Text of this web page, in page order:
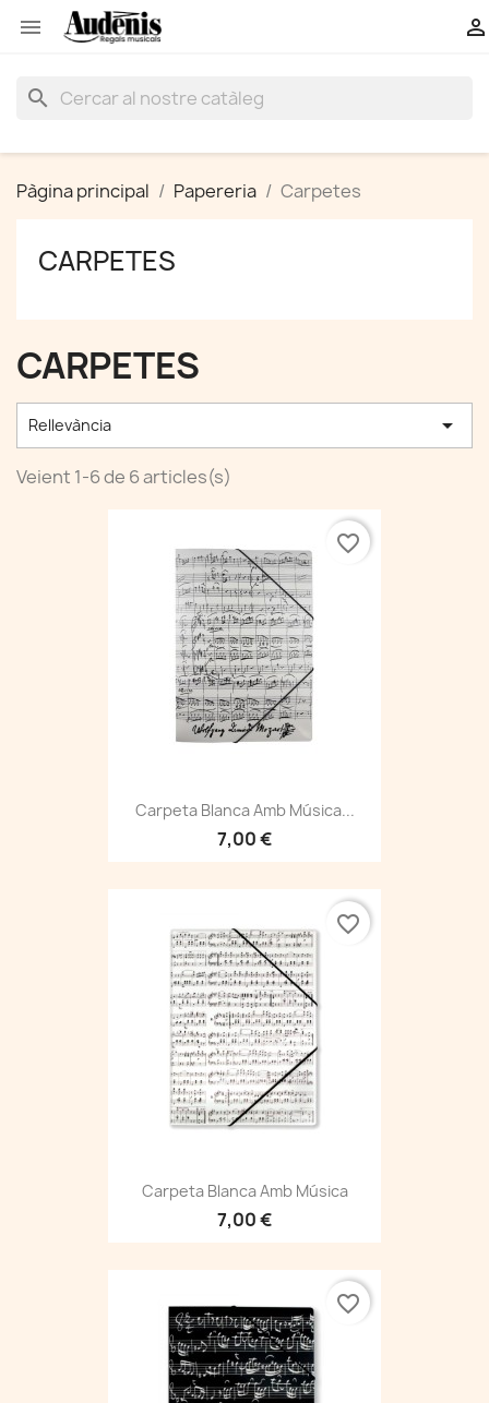
 
search
Pàgina principal Papereria Carpetes
CARPETES
CARPETES
Rellevància 
Veient 1-6 de 6 articles(s)
Carpeta Blanca Amb Música...
7,00 €
favorite_border
Carpeta Blanca Amb Música
7,00 €
favorite_border
favorite_border